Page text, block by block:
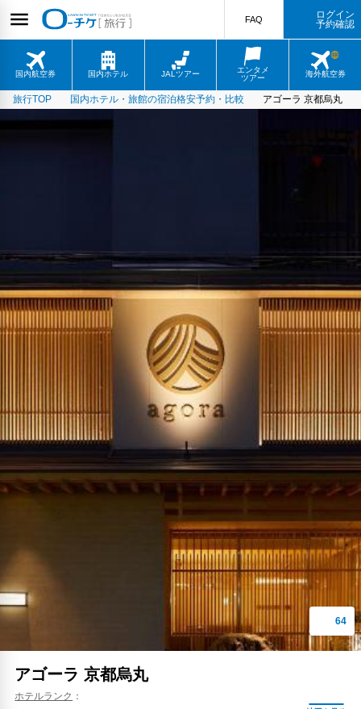
国内航空券 国内ホテル JALツアー
エンタメ
ツアー
海外航空券
FAQ
ログイン
予約確認
旅行TOP 国内ホテル・旅館の宿泊格安予約・比較 アゴーラ 京都烏丸
アゴーラ 京都烏丸
ホテルランク